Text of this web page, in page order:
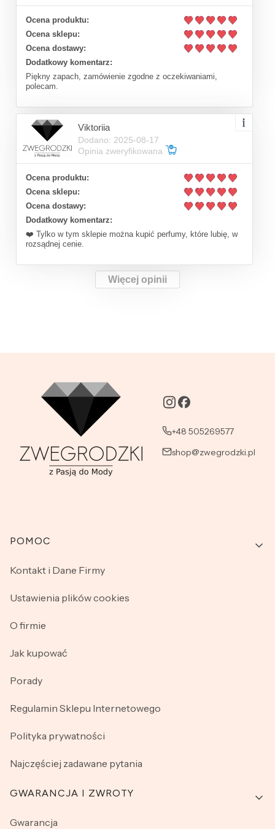
Ocena produktu:
Ocena sklepu:
Ocena dostawy:
Dodatkowy komentarz:
Piękny zapach, zamówienie zgodne z oczekiwaniami,
polecam.
Viktoriia
Dodano: 2025-08-17
Opinia zweryfikowana
Ocena produktu:
Ocena sklepu:
Ocena dostawy:
Dodatkowy komentarz:
❤️ Tylko w tym sklepie można kupić perfumy, które lubię, w
rozsądnej cenie.
Więcej opinii
+48 505269577
shop@zwegrodzki.pl
Linki w stopce
POMOC
Kontakt i Dane Firmy
Ustawienia plików cookies
O firmie
Jak kupować
Porady
Regulamin Sklepu Internetowego
Polityka prywatności
Najczęściej zadawane pytania
GWARANCJA I ZWROTY
Gwarancja